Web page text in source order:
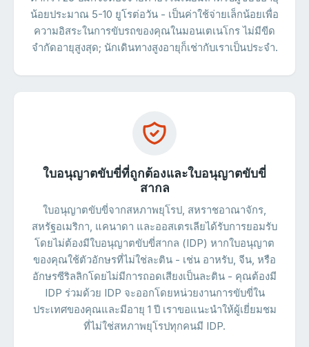
น้อยประมาณ 5-10 ยูโรต่อวัน - เป็นค่าใช้จ่ายเล็กน้อยเพื่อ
ความอิสระในการขับรถของคุณในมอนเตเนโกร ไม่มีขีด
จำกัดอายุสูงสุด; นักเดินทางสูงอายุก็เช่ากับเราเป็นประจำ.
ใบอนุญาตขับขี่ที่ถูกต้องและใบอนุญาตขับขี่
สากล
ใบอนุญาตขับขี่จากสหภาพยุโรป, สหราชอาณาจักร,
สหรัฐอเมริกา, แคนาดา และออสเตรเลียได้รับการยอมรับ
โดยไม่ต้องมีใบอนุญาตขับขี่สากล (IDP) หากใบอนุญาต
ของคุณใช้ตัวอักษรที่ไม่ใช่ละติน - เช่น อาหรับ, จีน, หรือ
อักษรซีริลลิกโดยไม่มีการถอดเสียงเป็นละติน - คุณต้องมี
IDP ร่วมด้วย IDP จะออกโดยหน่วยงานการขับขี่ใน
ประเทศของคุณและมีอายุ 1 ปี เราขอแนะนำให้ผู้เยี่ยมชม
ที่ไม่ใช่สหภาพยุโรปทุกคนมี IDP.